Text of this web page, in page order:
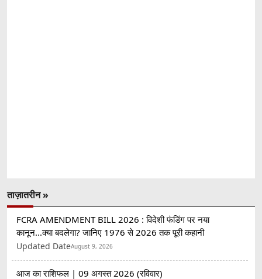
ताज़ातरीन »
FCRA AMENDMENT BILL 2026 : विदेशी फंडिंग पर नया
कानून...क्या बदलेगा? जानिए 1976 से 2026 तक पूरी कहानी
Updated DateAugust 9, 2026
आज का राशिफल | 09 अगस्त 2026 (रविवार)